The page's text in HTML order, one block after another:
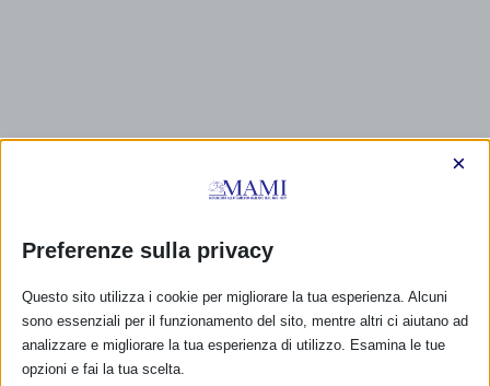
TUTTI GLI EVENTI
Preferenze sulla privacy
×
Questo sito utilizza i cookie per migliorare la tua esperienza. Alcuni
sono essenziali per il funzionamento del sito, mentre altri ci aiutano ad
analizzare e migliorare la tua esperienza di utilizzo. Esamina le tue
opzioni e fai la tua scelta.